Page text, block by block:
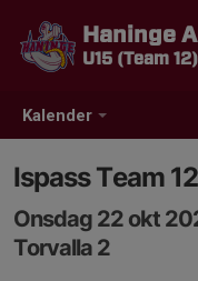
Kalender
Haninge
U15 (Team 12)
Ispass Team 12
Onsdag 22 okt
Torvalla 2